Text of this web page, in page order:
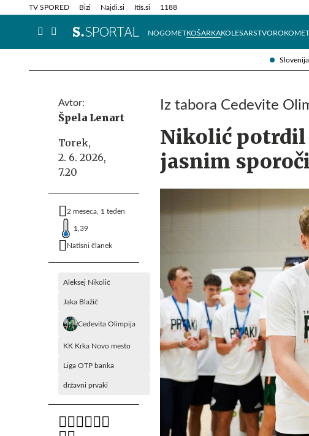
Slovenija
TV SPORED Bizi Najdi.si Itis.si 1188
NOGOMETKOŠARKAKOLESARSTVOROKOMET
Info in obvestila Tehnik
Avtor:
Špela Lenart
Torek,
2. 6. 2026,
7.20
2 meseca, 1 teden
1,39
Natisni članek
Aleksej Nikolić
Jaka Blažič
Cedevita Olimpija
KK Krka Novo mesto
Liga OTP banka
državni prvaki
Iz tabora Cedevite
Nikolić potrdil
jasnim